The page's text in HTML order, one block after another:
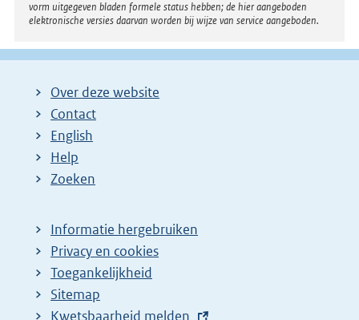
vorm uitgegeven bladen formele status hebben; de hier aangeboden
elektronische versies daarvan worden bij wijze van service aangeboden.
Over deze website
Contact
English
Help
Zoeken
Informatie hergebruiken
Privacy en cookies
Toegankelijkheid
Sitemap
E
Kwetsbaarheid melden